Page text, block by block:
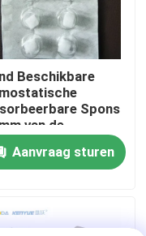
Beschikbare
Spons
van de
Aanvraag sturen